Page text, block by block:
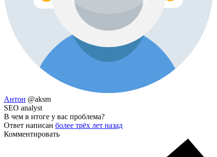
Антон @aksm
SEO analyst
В чем в итоге у вас проблема?
Ответ написан более трёх лет назад
Комментировать